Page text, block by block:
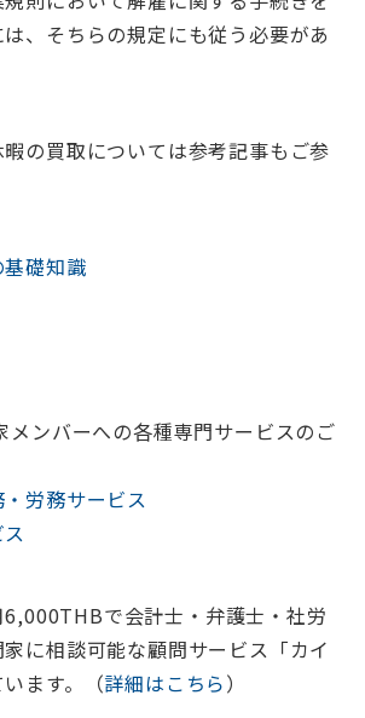
、そちらの規定にも従う必要があ
の買取については参考記事もご参
礎知識
メンバーへの各種専門サービスのご
労務サービス
6,000THBで会計士・弁護士・社労
に相談可能な顧問サービス「カイ
ます。（詳細はこちら）